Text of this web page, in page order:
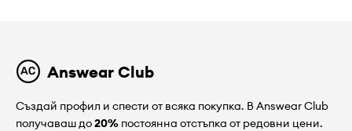
Answear Club
Създай профил и спести от всяка покупка. В Answear Club
получаваш до20% постоянна отстъпка от редовни цени.